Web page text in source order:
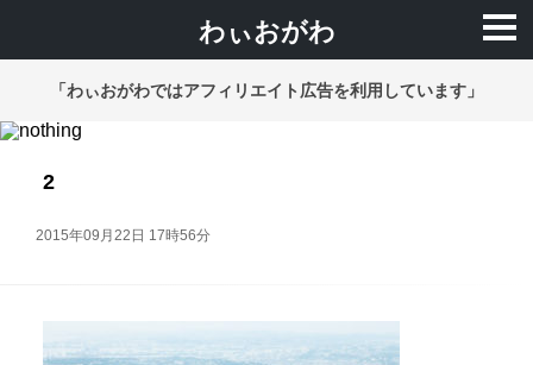
わぃおがわ
「わぃおがわではアフィリエイト広告を利用しています」
2
2015年09月22日 17時56分